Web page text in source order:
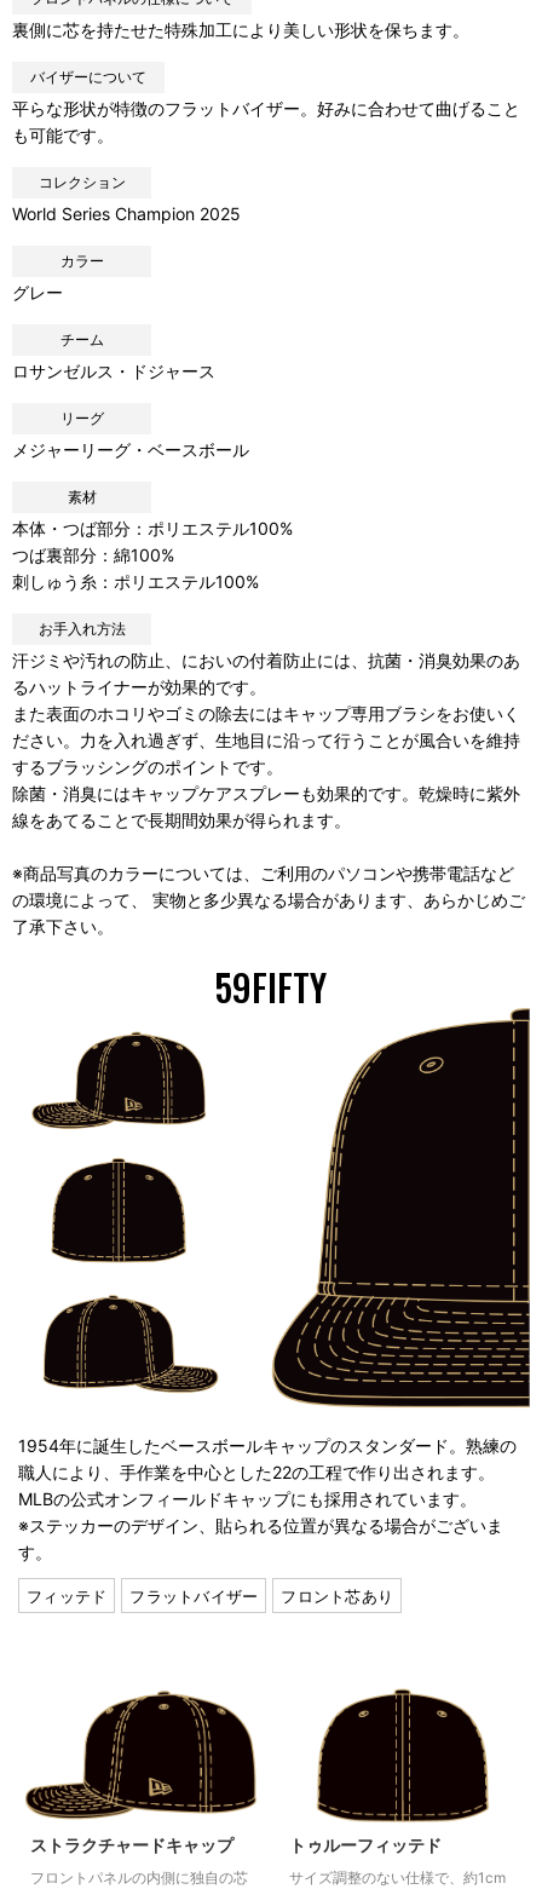
裏側に芯を持たせた特殊加工により美しい形状を保ちます。
バイザーについて
平らな形状が特徴のフラットバイザー。好みに合わせて曲げること
も可能です。
コレクション
World Series Champion 2025
カラー
グレー
チーム
ロサンゼルス・ドジャース
リーグ
メジャーリーグ・ベースボール
素材
本体・つば部分：ポリエステル100%
つば裏部分：綿100%
刺しゅう糸：ポリエステル100%
お手入れ方法
汗ジミや汚れの防止、においの付着防止には、抗菌・消臭効果のあ
るハットライナーが効果的です。
また表面のホコリやゴミの除去にはキャップ専用ブラシをお使いく
ださい。力を入れ過ぎず、生地目に沿って行うことが風合いを維持
するブラッシングのポイントです。
除菌・消臭にはキャップケアスプレーも効果的です。乾燥時に紫外
線をあてることで長期間効果が得られます。
※商品写真のカラーについては、ご利用のパソコンや携帯電話など
の環境によって、 実物と多少異なる場合があります、あらかじめご
了承下さい。
59FIFTY
1954年に誕生したベースボールキャップのスタンダード。熟練の
職人により、手作業を中心とした22の工程で作り出されます。
MLBの公式オンフィールドキャップにも採用されています。
※ステッカーのデザイン、貼られる位置が異なる場合がございま
す。
フィッテド フラットバイザー フロント芯あり
ストラクチャードキャップ
フロントパネルの内側に独自の芯
トゥルーフィッテド
サイズ調整のない仕様で、約1cm